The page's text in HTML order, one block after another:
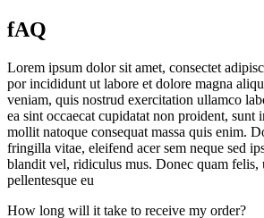
fAQ
Lorem ipsum dolor sit amet, consectet
por incididunt ut labore et dolore magna
veniam, quis nostrud exercitation ullamco
ea sint occaecat cupidatat non proident, sunt
mollit natoque consequat massa quis enim.
fringilla vitae, eleifend acer sem neque sed
blandit vel, ridiculus mus. Donec quam felis,
pellentesque eu
How long will it take to receive my order?